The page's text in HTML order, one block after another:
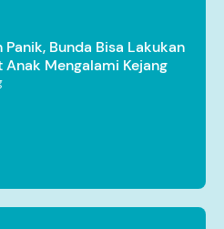
Panik, Bunda Bisa Lakukan
Anak Mengalami Kejang